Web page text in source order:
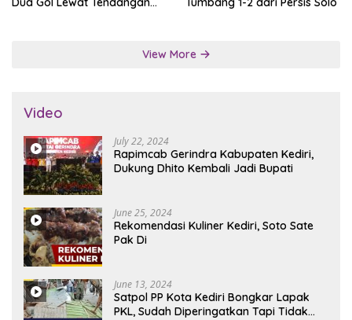
View More
Video
July 22, 2024
Rapimcab Gerindra Kabupaten Kediri,
Dukung Dhito Kembali Jadi Bupati
June 25, 2024
Rekomendasi Kuliner Kediri, Soto Sate
Pak Di
June 13, 2024
Satpol PP Kota Kediri Bongkar Lapak
PKL, Sudah Diperingatkan Tapi Tidak